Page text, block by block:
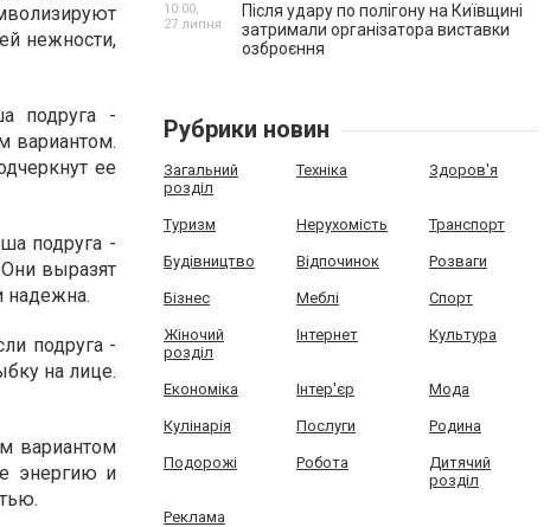
нежности,
подруга -
вариантом.
ее
подруга -
выразят
надежна.
подруга -
на лице.
вариантом
энергию и
Після удару по полігону на Київщині
затримали організатора виставки
озброєння
10:00,
27 липня
Рубрики новин
Загальний
розділ
Техніка Здоров'я
Туризм Нерухомість Транспорт
Будівництво Відпочинок Розваги
Бізнес Меблі Спорт
Жіночий
розділ
Інтернет Культура
Економіка Інтер'єр Мода
Кулінарія Послуги Родина
Подорожі Робота
Дитячий
розділ
Реклама